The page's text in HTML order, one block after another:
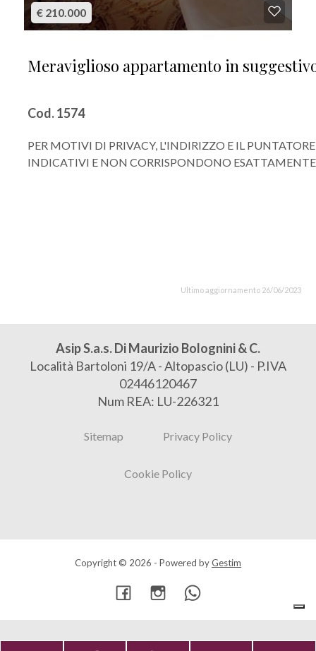
€ 210.000
Meraviglioso appartamento in
Cod. 1574
PER MOTIVI DI PRIVACY, L'INDIRIZZO E IL
INDICATIVI E NON CORRISPONDONO
Ultimo aggiornamento 26/06/2023
Asip S.a.s. Di Maurizio Bolognini & C.
Località Bartoloni 19/A - Altopascio (LU) - P.IVA
02446120467
Num REA: LU-226321
Sitemap Privacy Policy
Cookie Policy
Copyright © 2026 - Powered byGestim